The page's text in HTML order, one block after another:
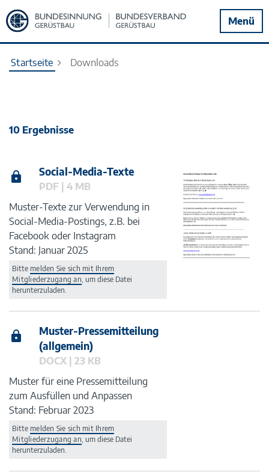
Zur
Startseite
Menü
Startseite Downloads
10 Ergebnisse
Social-Media-Texte
PDF | 4 MB
Muster-Texte zur Verwendung in
Social-Media-Postings, z.B. bei
Facebook oder Instagram
Stand: Januar 2025
Bitte melden Sie sich mit Ihrem
Mitgliederzugang an, um diese Datei
herunterzuladen.
Muster-Pressemitteilung
(allgemein)
DOCX | 23 KB
Muster für eine Pressemitteilung
zum Ausfüllen und Anpassen
Stand: Februar 2023
Bitte melden Sie sich mit Ihrem
Mitgliederzugang an, um diese Datei
herunterzuladen.